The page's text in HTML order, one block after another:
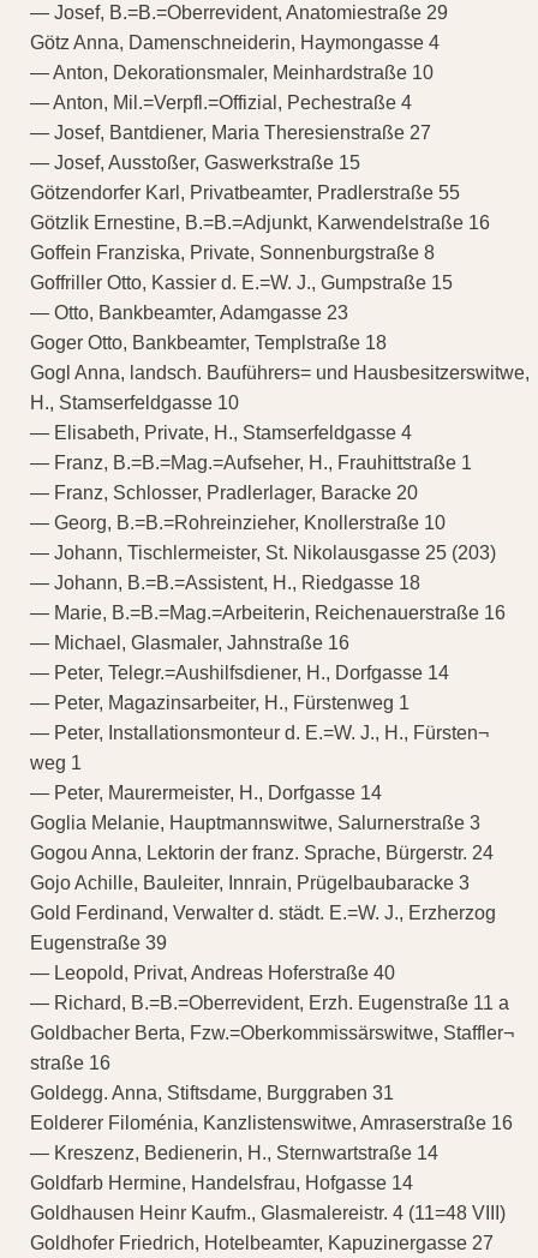
— Josef, B.=B.=Oberrevident, Anatomiestraße 29
Götz Anna, Damenschneiderin, Haymongasse 4
— Anton, Dekorationsmaler, Meinhardstraße 10
— Anton, Mil.=Verpfl.=Offizial, Pechestraße 4
— Josef, Bantdiener, Maria Theresienstraße 27
— Josef, Ausstoßer, Gaswerkstraße 15
Götzendorfer Karl, Privatbeamter, Pradlerstraße 55
Götzlik Ernestine, B.=B.=Adjunkt, Karwendelstraße 16
Goffein Franziska, Private, Sonnenburgstraße 8
Goffriller Otto, Kassier d. E.=W. J., Gumpstraße 15
— Otto, Bankbeamter, Adamgasse 23
Goger Otto, Bankbeamter, Templstraße 18
Gogl Anna, landsch. Bauführers= und Hausbesitzerswitwe,
H., Stamserfeldgasse 10
— Elisabeth, Private, H., Stamserfeldgasse 4
— Franz, B.=B.=Mag.=Aufseher, H., Frauhittstraße 1
— Franz, Schlosser, Pradlerlager, Baracke 20
— Georg, B.=B.=Rohreinzieher, Knollerstraße 10
— Johann, Tischlermeister, St. Nikolausgasse 25 (203)
— Johann, B.=B.=Assistent, H., Riedgasse 18
— Marie, B.=B.=Mag.=Arbeiterin, Reichenauerstraße 16
— Michael, Glasmaler, Jahnstraße 16
— Peter, Telegr.=Aushilfsdiener, H., Dorfgasse 14
— Peter, Magazinsarbeiter, H., Fürstenweg 1
— Peter, Installationsmonteur d. E.=W. J., H., Fürsten¬
weg 1
— Peter, Maurermeister, H., Dorfgasse 14
Goglia Melanie, Hauptmannswitwe, Salurnerstraße 3
Gogou Anna, Lektorin der franz. Sprache, Bürgerstr. 24
Gojo Achille, Bauleiter, Innrain, Prügelbaubaracke 3
Gold Ferdinand, Verwalter d. städt. E.=W. J., Erzherzog
Eugenstraße 39
— Leopold, Privat, Andreas Hoferstraße 40
— Richard, B.=B.=Oberrevident, Erzh. Eugenstraße 11 a
Goldbacher Berta, Fzw.=Oberkommissärswitwe, Staffler¬
straße 16
Goldegg. Anna, Stiftsdame, Burggraben 31
Eolderer Filoménia, Kanzlistenswitwe, Amraserstraße 16
— Kreszenz, Bedienerin, H., Sternwartstraße 14
Goldfarb Hermine, Handelsfrau, Hofgasse 14
Goldhausen Heinr Kaufm., Glasmalereistr. 4 (11=48 VIII)
Goldhofer Friedrich, Hotelbeamter, Kapuzinergasse 27